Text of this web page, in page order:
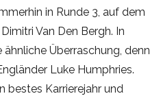
in Runde 3, auf dem
Van Den Bergh. In
Überraschung, denn
Luke Humphries.
bestes Karrierejahr und